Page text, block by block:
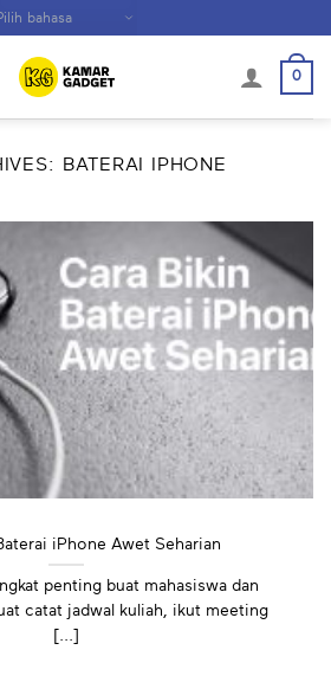
0
BATERAI IPHONE
iPhone Awet Seharian
penting buat mahasiswa dan
catat jadwal kuliah, ikut meeting
[...]